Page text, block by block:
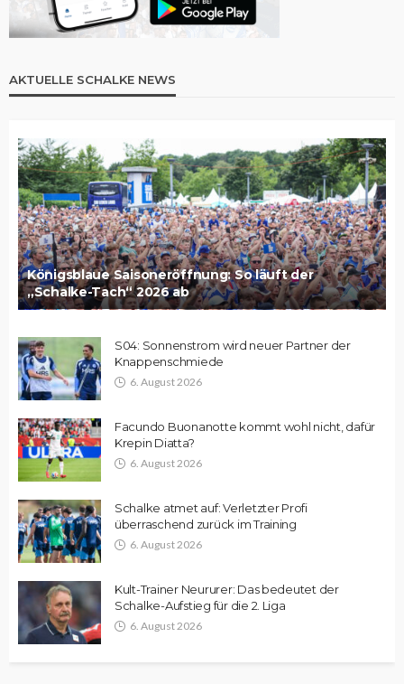
AKTUELLE SCHALKE NEWS
Königsblaue Saisoneröffnung: So läuft der
„Schalke-Tach“ 2026 ab
S04: Sonnenstrom wird neuer Partner der
Knappenschmiede
6. August 2026
Facundo Buonanotte kommt wohl nicht, dafür
Krepin Diatta?
6. August 2026
Schalke atmet auf: Verletzter Profi
überraschend zurück im Training
6. August 2026
Kult-Trainer Neururer: Das bedeutet der
Schalke-Aufstieg für die 2. Liga
6. August 2026